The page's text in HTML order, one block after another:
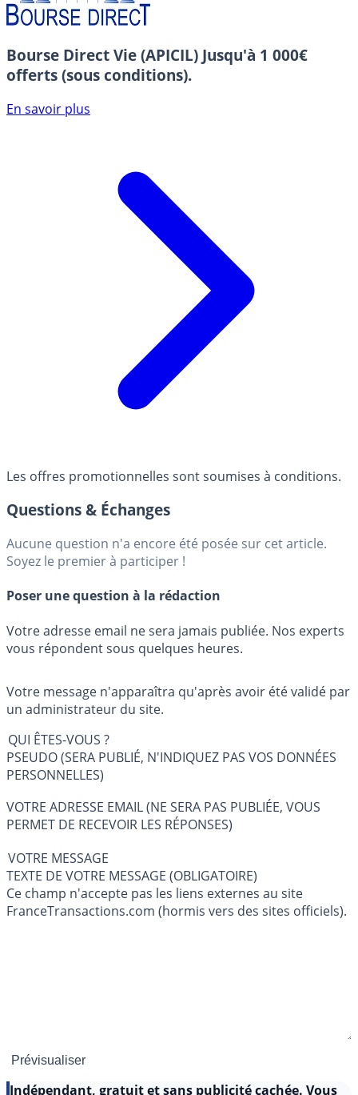
Bourse Direct Vie (APICIL) Jusqu'à 1 000€
offerts (sous conditions).
En savoir plus
Les offres promotionnelles sont soumises à conditions.
Questions & Échanges
Aucune question n'a encore été posée sur cet article.
Soyez le premier à participer !
Poser une question à la rédaction
Votre adresse email ne sera jamais publiée. Nos experts
vous répondent sous quelques heures.
Votre message n'apparaîtra qu'après avoir été validé par
un administrateur du site.
QUI ÊTES-VOUS ?
PSEUDO (SERA PUBLIÉ, N'INDIQUEZ PAS VOS DONNÉES
PERSONNELLES)
VOTRE ADRESSE EMAIL (NE SERA PAS PUBLIÉE, VOUS
PERMET DE RECEVOIR LES RÉPONSES)
VOTRE MESSAGE
TEXTE DE VOTRE MESSAGE (OBLIGATOIRE)
Ce champ n'accepte pas les liens externes au site
FranceTransactions.com (hormis vers des sites officiels).